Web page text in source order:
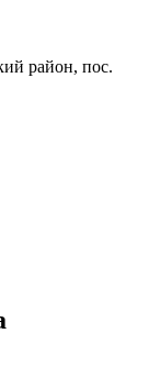
район, пос.